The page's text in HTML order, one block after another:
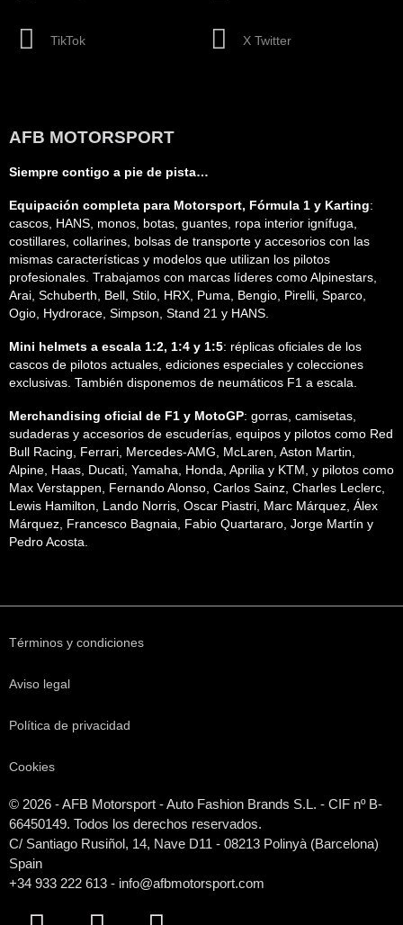
TikTok X Twitter
AFB MOTORSPORT
Siempre contigo a pie de pista…
Equipación completa para Motorsport, Fórmula 1 y Karting:
cascos, HANS, monos, botas, guantes, ropa interior ignífuga,
costillares, collarines, bolsas de transporte y accesorios con las
mismas características y modelos que utilizan los pilotos
profesionales. Trabajamos con marcas líderes como Alpinestars,
Arai, Schuberth, Bell, Stilo, HRX, Puma, Bengio, Pirelli, Sparco,
Ogio, Hydrorace, Simpson, Stand 21 y HANS.
Mini helmets a escala 1:2, 1:4 y 1:5: réplicas oficiales de los
cascos de pilotos actuales, ediciones especiales y colecciones
exclusivas. También disponemos de neumáticos F1 a escala.
Merchandising oficial de F1 y MotoGP: gorras, camisetas,
sudaderas y accesorios de escuderías, equipos y pilotos como Red
Bull Racing, Ferrari, Mercedes-AMG, McLaren, Aston Martin,
Alpine, Haas, Ducati, Yamaha, Honda, Aprilia y KTM, y pilotos como
Max Verstappen, Fernando Alonso, Carlos Sainz, Charles Leclerc,
Lewis Hamilton, Lando Norris, Oscar Piastri, Marc Márquez, Álex
Márquez, Francesco Bagnaia, Fabio Quartararo, Jorge Martín y
Pedro Acosta.
Términos y condiciones
Aviso legal
Política de privacidad
Cookies
© 2026 - AFB Motorsport - Auto Fashion Brands S.L. - CIF nº B-
66450149. Todos los derechos reservados.
C/ Santiago Rusiñol, 14, Nave D11 - 08213 Polinyà (Barcelona)
Spain
+34 933 222 613 - info@afbmotorsport.com